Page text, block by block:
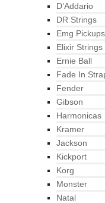
D’Addario
DR Strings
Emg Pickups
Elixir Strings
Ernie Ball
Fade In
Fender
Gibson
Harmonicas
Kramer
Jackson
Kickport
Korg
Monster
Natal